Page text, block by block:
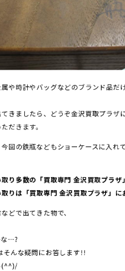
や時計やバッグなどのブランド品だ
きましたら、どうぞ金沢買取プラザ
だきます。
回の鉄瓶などもショーケースに入れ
り多数の「買取専門 金沢買取プラザ
りは「買取専門 金沢買取プラザ」
どで出てきた物で、
な…?
そんな疑問にお答します!!
(^^)/